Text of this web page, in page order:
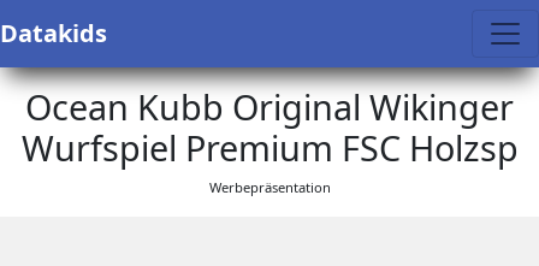
Datakids
Ocean Kubb Original Wikinger
Wurfspiel Premium FSC Holzsp
Werbepräsentation